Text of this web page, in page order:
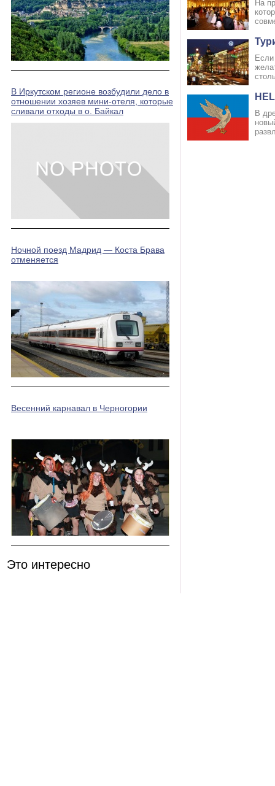
В Иркутском регионе возбудили дело в
отношении хозяев мини-отеля, которые
сливали отходы в о. Байкал
Ночной поезд Мадрид — Коста Брава
отменяется
Весенний карнавал в Черногории
Это интересно
На
В